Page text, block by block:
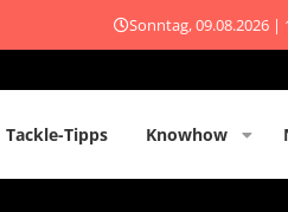
Sonntag, 09.08.2026 |
Tackle-Tipps Knowhow